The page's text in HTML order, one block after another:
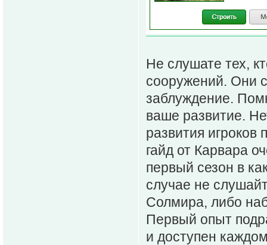
Не слушате тех,
сооружений. Они
заблуждение.
ваше развитие.
развития игроков
гайд от Карвара
первый сезон в
случае не
Солмира, либо
Первый опыт
и доступен